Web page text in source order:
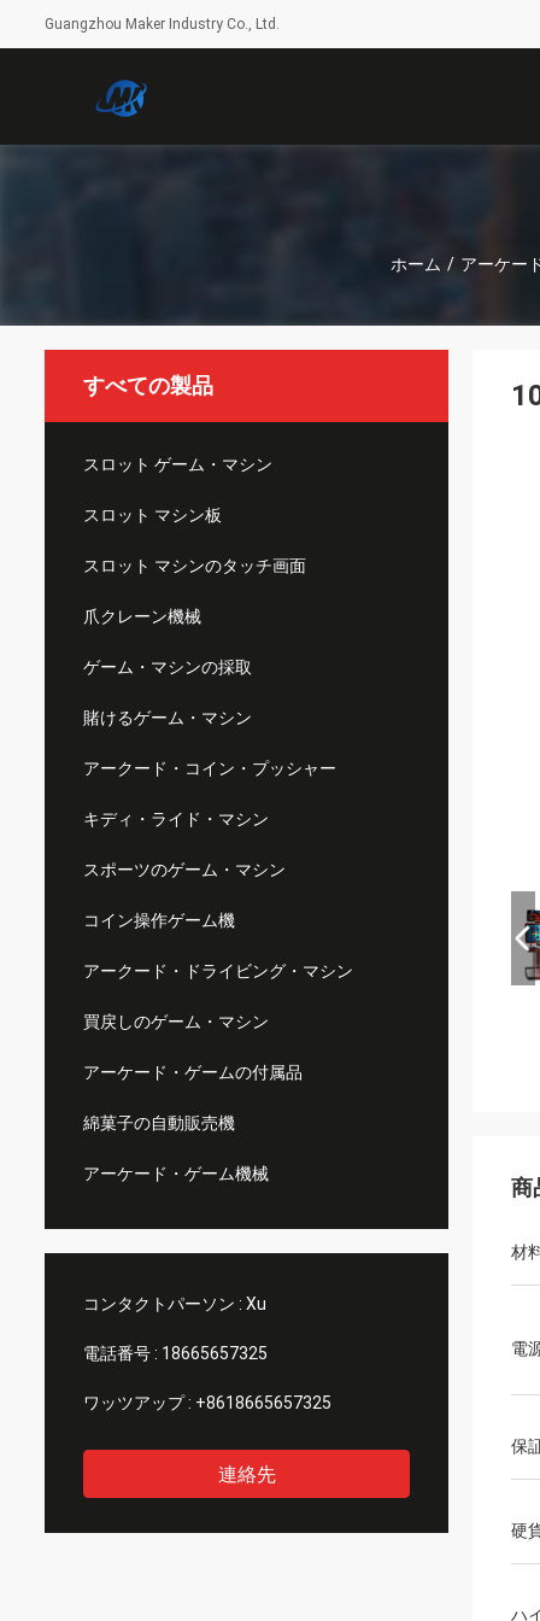
Guangzhou Maker Industry Co., Ltd.
ホーム / アーケー
すべての製品
スロット ゲーム・マシン
スロット マシン板
スロット マシンのタッチ画面
爪クレーン機械
ゲーム・マシンの採取
賭けるゲーム・マシン
アークード・コイン・プッシャー
キディ・ライド・マシン
スポーツのゲーム・マシン
コイン操作ゲーム機
アークード・ドライビング・マシン
買戻しのゲーム・マシン
アーケード・ゲームの付属品
綿菓子の自動販売機
アーケード・ゲーム機械
コンタクトパーソン : Xu
電話番号 : 18665657325
ワッツアップ : +8618665657325
連絡先
商
材
電
保
硬
ハ